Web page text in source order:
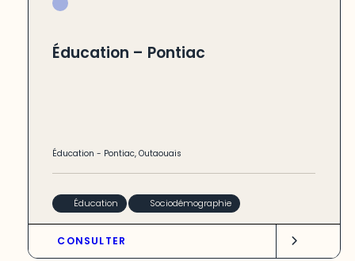
Éducation – Pontiac
Éducation - Pontiac,Outaouais
Éducation Sociodémographie
CONSULTER